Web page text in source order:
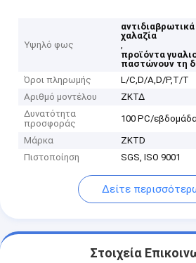
Υψηλό φως
χαλαζία
,
προϊόντα
παστώνουν τη
Όροι πληρωμής
L/C,D/A,D/P,T/T
Αριθμό μοντέλου
ΖΚΤΔ
Δυνατότητα
προσφοράς
100 PC/
Μάρκα
ZKTD
Πιστοποίηση
SGS, ISO 9001
Δείτε
Στοιχεία